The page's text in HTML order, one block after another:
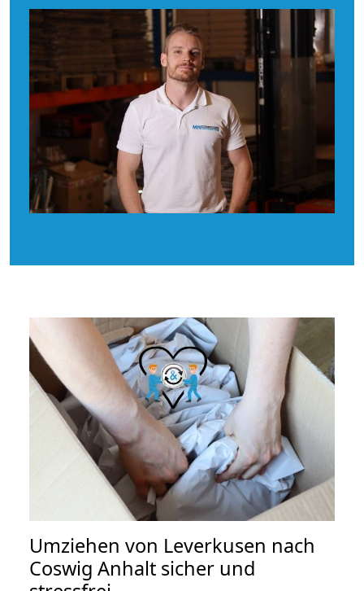
Umziehen von Leverkusen nach
Coswig Anhalt sicher und